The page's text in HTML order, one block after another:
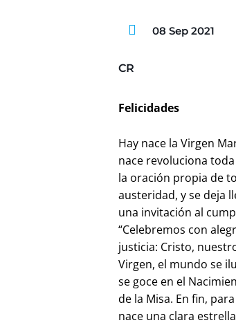
08 Sep 2021
CR
Felicidades
Hay nace la Virgen
nace revoluciona
la oración propia de
austeridad, y se deja
una invitación al
“Celebremos con
justicia: Cristo,
Virgen, el mundo se
se goce en el
de la Misa. En fin,
nace una clara